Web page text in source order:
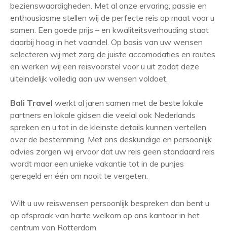
bezienswaardigheden. Met al onze ervaring, passie en
enthousiasme stellen wij de perfecte reis op maat voor u
samen. Een goede prijs – en kwaliteitsverhouding staat
daarbij hoog in het vaandel. Op basis van uw wensen
selecteren wij met zorg de juiste accomodaties en routes
en werken wij een reisvoorstel voor u uit zodat deze
uiteindelijk volledig aan uw wensen voldoet.
Bali Travel werkt al jaren samen met de beste lokale
partners en lokale gidsen die veelal ook Nederlands
spreken en u tot in de kleinste details kunnen vertellen
over de bestemming. Met ons deskundige en persoonlijk
advies zorgen wij ervoor dat uw reis geen standaard reis
wordt maar een unieke vakantie tot in de punjes
geregeld en één om nooit te vergeten.
Wilt u uw reiswensen persoonlijk bespreken dan bent u
op afspraak van harte welkom op ons kantoor in het
centrum van Rotterdam.